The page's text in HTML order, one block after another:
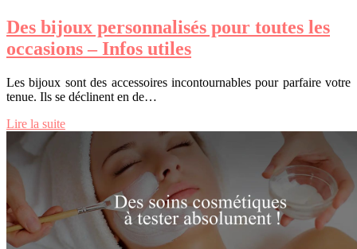
Des bijoux personnalisés pour toutes les
occasions – Infos utiles
Les bijoux sont des accessoires incontournables pour parfaire votre
tenue. Ils se déclinent en de…
Lire la suite